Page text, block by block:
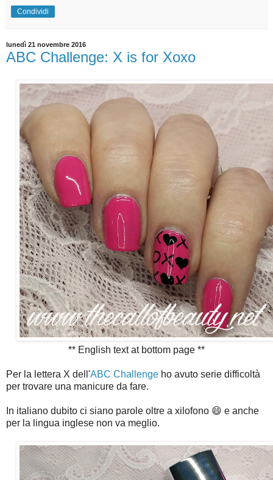
Condividi
lunedì 21 novembre 2016
ABC Challenge: X is for Xoxo
** English text at bottom page **
Per la lettera X dell'ABC Challenge ho avuto serie difficoltà
per trovare una manicure da fare.
In italiano dubito ci siano parole oltre a xilofono 😄 e anche
per la lingua inglese non va meglio.